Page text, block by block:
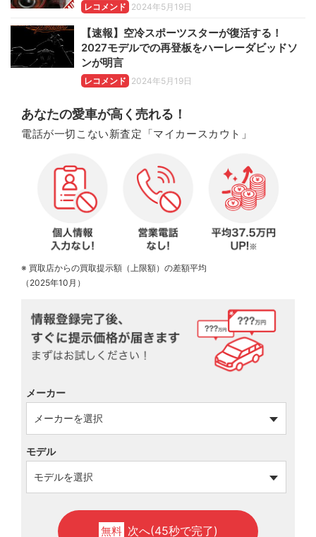
レコメンド 2024年5月19日
【速報】空冷スポーツスターが復活する！
2027モデルでの再登板をハーレーダビッドソ
ンが明言
レコメンド 2024年5月19日
あなたの愛車が高く売れる！
電話が一切こない新査定「マイカースカウト」
※ 買取店からの買取提示額（上限額）の差額平均
（2025年10月）
メーカー
モデル
無料 次へ(45秒で完了)